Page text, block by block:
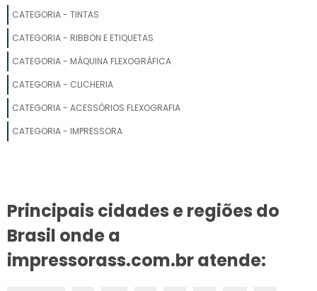
ACESSORIO FLEXOGRAFIA
LAMINA RASPADORA DOCTOR BLADE
ENGATE RAPIDO ROSCADO
BOMBA DE TINTA
CAMARA DOCTOR BLADE
PECAS PARA FLEXOGRAFIA PRECO
CATEGORIA - TINTAS
CATEGORIA - RIBBON E ETIQUETAS
CATEGORIA - MÁQUINA FLEXOGRÁFICA
CATEGORIA - CLICHERIA
CATEGORIA - ACESSÓRIOS FLEXOGRAFIA
CATEGORIA - IMPRESSORA
Principais cidades e regiões do
Brasil onde a
impressorass.com.br atende: